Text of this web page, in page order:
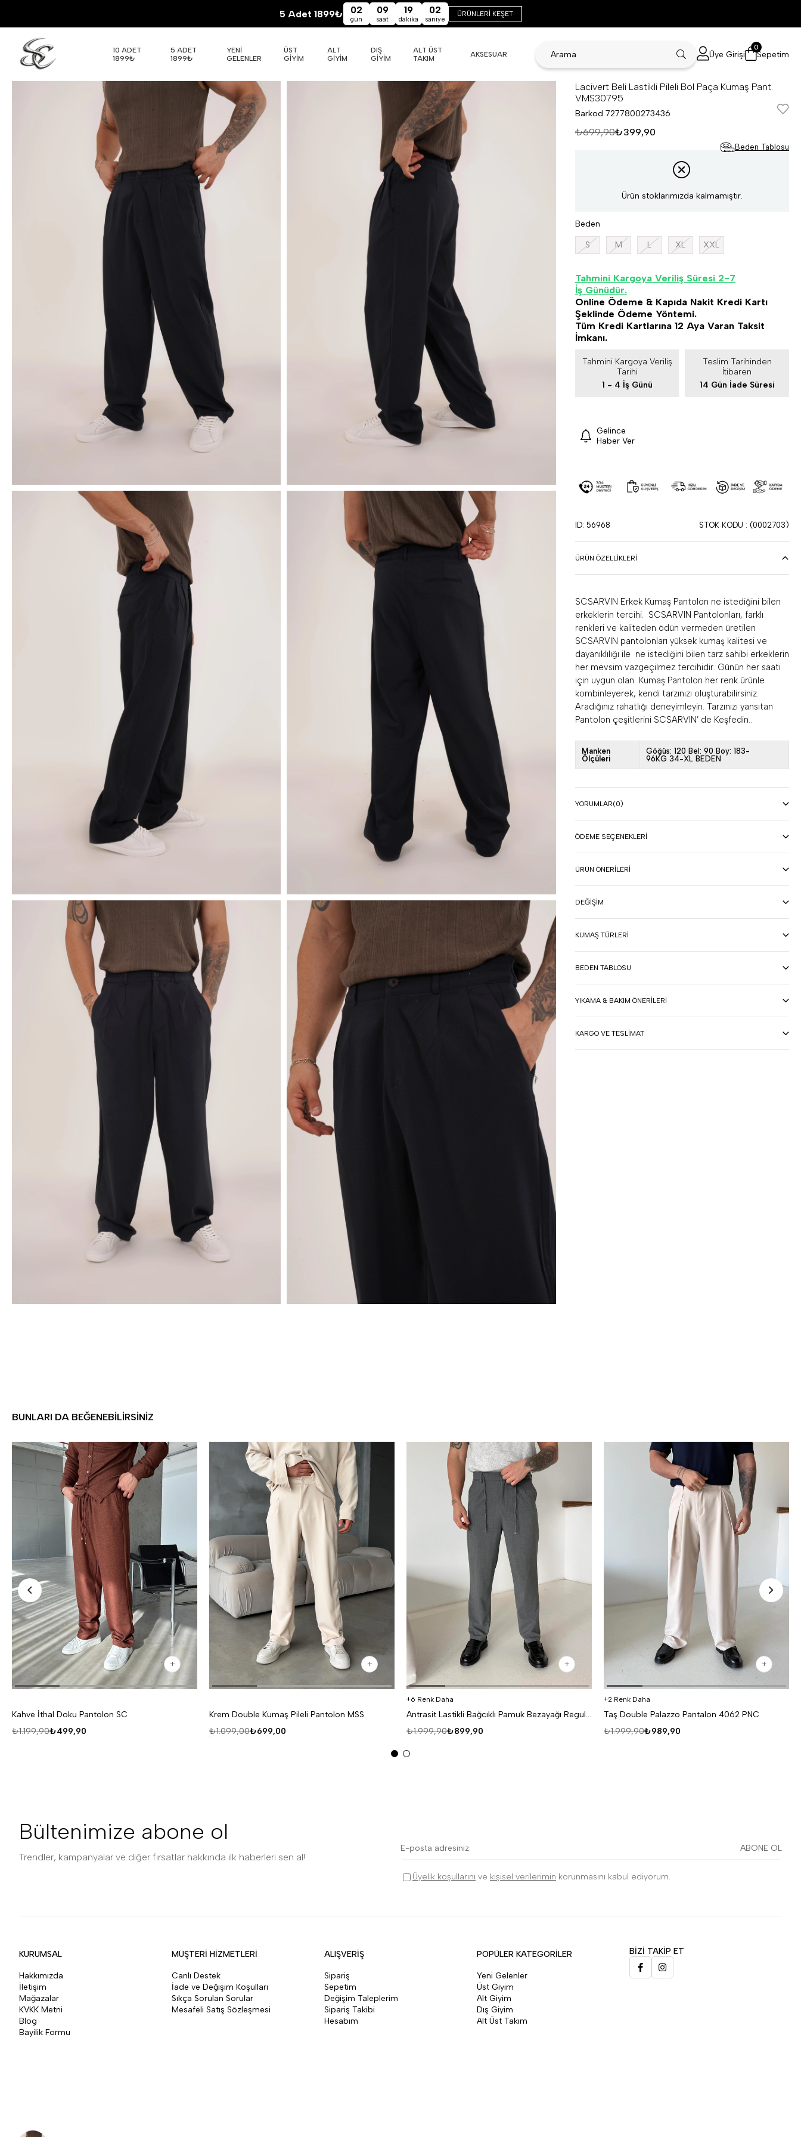
5 Adet 1899₺ 02
gün
09
saat
19
dakika
01
saniye
ÜRÜNLERİ KEŞET
10 ADET
1899₺
5 ADET
1899₺
YENİ
GELENLER
ÜST
GİYİM
ALT
GİYİM
DIŞ
GİYİM
ALT ÜST
TAKIM
AKSESUAR Üye Girişi Sepetim
0
Lacivert Beli Lastikli Pileli Bol Paça Kumaş Pant.
VMS30795
Barkod 7277800273436
₺699,90₺399,90
Beden Tablosu
Ürün stoklarımızda kalmamıştır.
Beden
S M L XL XXL
Tahmini Kargoya Veriliş Süresi 2-7
İş Günüdür.
Online Ödeme & Kapıda Nakit Kredi Kartı
Şeklinde Ödeme Yöntemi.
Tüm Kredi Kartlarına 12 Aya Varan Taksit
İmkanı.
Tahmini Kargoya Veriliş
Tarihi
1 - 4 İş Günü
Teslim Tarihinden
İtibaren
14 Gün İade Süresi
Gelince
Haber Ver
ID: 56968 STOK KODU (0002703)
ÜRÜN ÖZELLIKLERI
SCSARVIN Erkek Kumaş Pantolon ne istediğini bilen
erkeklerin tercihi. SCSARVIN Pantolonları, farklı
renkleri ve kaliteden ödün vermeden üretilen
SCSARVIN pantolonları yüksek kumaş kalitesi ve
dayanıklılığı ile ne istediğini bilen tarz sahibi erkeklerin
her mevsim vazgeçilmez tercihidir. Günün her saati
için uygun olan Kumaş Pantolon her renk ürünle
kombinleyerek, kendi tarzınızı oluşturabilirsiniz.
Aradığınız rahatlığı deneyimleyin. Tarzınızı yansıtan
Pantolon çeşitlerini SCSARVIN’ de Keşfedin..
Manken
Ölçüleri
Göğüs: 120 Bel: 90 Boy: 183-
96KG 34-XL BEDEN
YORUMLAR(0)
ÖDEME SEÇENEKLERI
ÜRÜN ÖNERILERI
DEĞIŞIM
KUMAŞ TÜRLERI
BEDEN TABLOSU
YIKAMA & BAKIM ÖNERILERI
KARGO VE TESLIMAT
BUNLARI DA BEĞENEBILIRSINIZ
Kahve İthal Doku Pantolon SC
₺499,90
₺1.199,90
Krem Double Kumaş Pileli Pantolon MSS
₺699,00
₺1.099,00
6 Renk Daha
Antrasit Lastikli Bağcıklı Pamuk Bezayağı Regular Fit Kumaş Pant snz 1265
₺899,90
₺1.999,90
2 Renk Daha
Taş Double Palazzo Pantalon 4062 PNC
₺989,90
₺1.999,90
Bültenimize abone ol
Trendler, kampanyalar ve diğer fırsatlar hakkında ilk haberleri sen al!
ABONE OL
Üyelik koşullarını ve kişisel verilerimin korunmasını kabul ediyorum.
KURUMSAL
Hakkımızda
İletişim
Mağazalar
KVKK Metni
Blog
Bayilik Formu
MÜŞTERİ HİZMETLERİ
Canlı Destek
İade ve Değişim Koşulları
Sıkça Sorulan Sorular
Mesafeli Satış Sözleşmesi
ALIŞVERİŞ
Sipariş
Sepetim
Değişim Taleplerim
Sipariş Takibi
Hesabım
POPÜLER KATEGORİLER
Yeni Gelenler
Üst Giyim
Alt Giyim
Dış Giyim
Alt Üst Takım
BİZİ TAKİP ET